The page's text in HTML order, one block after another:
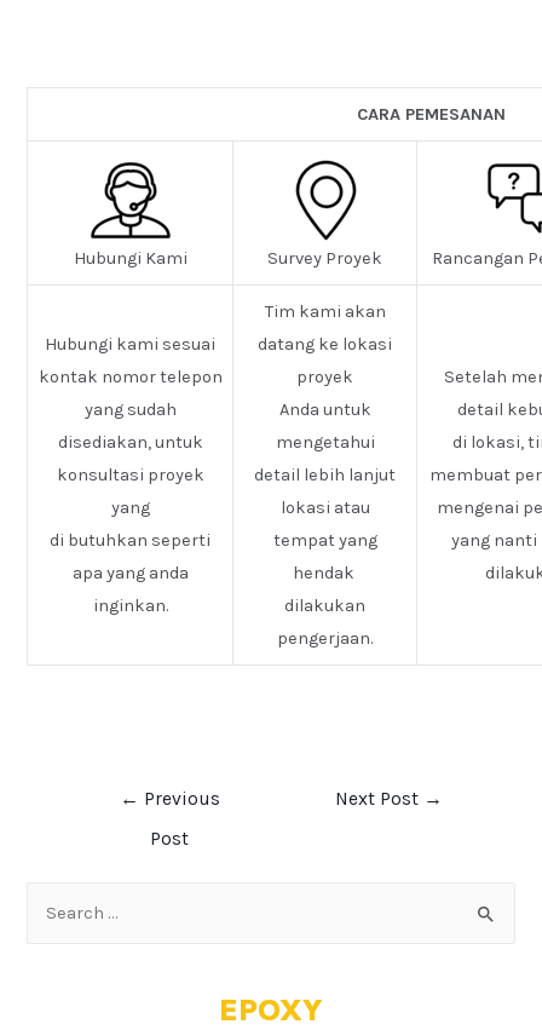
CARA PEMESANAN
Hubungi Kami Survey Proyek Rancangan
Hubungi kami sesuai
kontak nomor telepon
yang sudah
disediakan, untuk
konsultasi proyek
yang
di butuhkan seperti
apa yang anda
inginkan.
Tim kami akan
datang ke lokasi
proyek
Anda untuk
mengetahui
detail lebih lanjut
lokasi atau
tempat yang
hendak
dilakukan
pengerjaan.
Setelah
detail
di lokasi,
membuat
mengenai
yang nanti
← Previous
Post
Next Post →
EPOXY